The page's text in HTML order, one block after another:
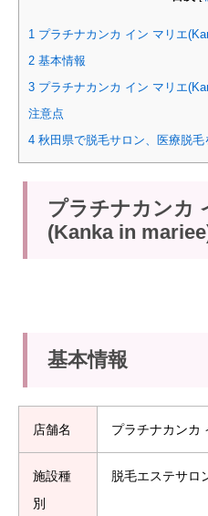
1 プラチナカンカ イン マリエ
2 基本情報
3 プラチナカンカ イン マリエ
注意点
4 秋田県で脱毛サロン、医療脱毛
プラチナカンカ
(Kanka in
基本情報
店舗名 プラチナカンカ
施設種
別
脱毛エステサロ